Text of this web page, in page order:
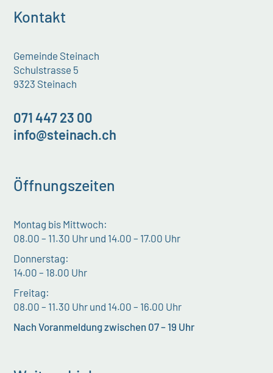
Kontakt
Gemeinde Steinach
Schulstrasse 5
9323 Steinach
071 447 23 00
info@steinach.ch
Öffnungszeiten
Montag bis Mittwoch:
08.00 – 11.30 Uhr und 14.00 – 17.00 Uhr
Donnerstag:
14.00 – 18.00 Uhr
Freitag:
08.00 – 11.30 Uhr und 14.00 – 16.00 Uhr
Nach Voranmeldung zwischen 07 – 19 Uhr